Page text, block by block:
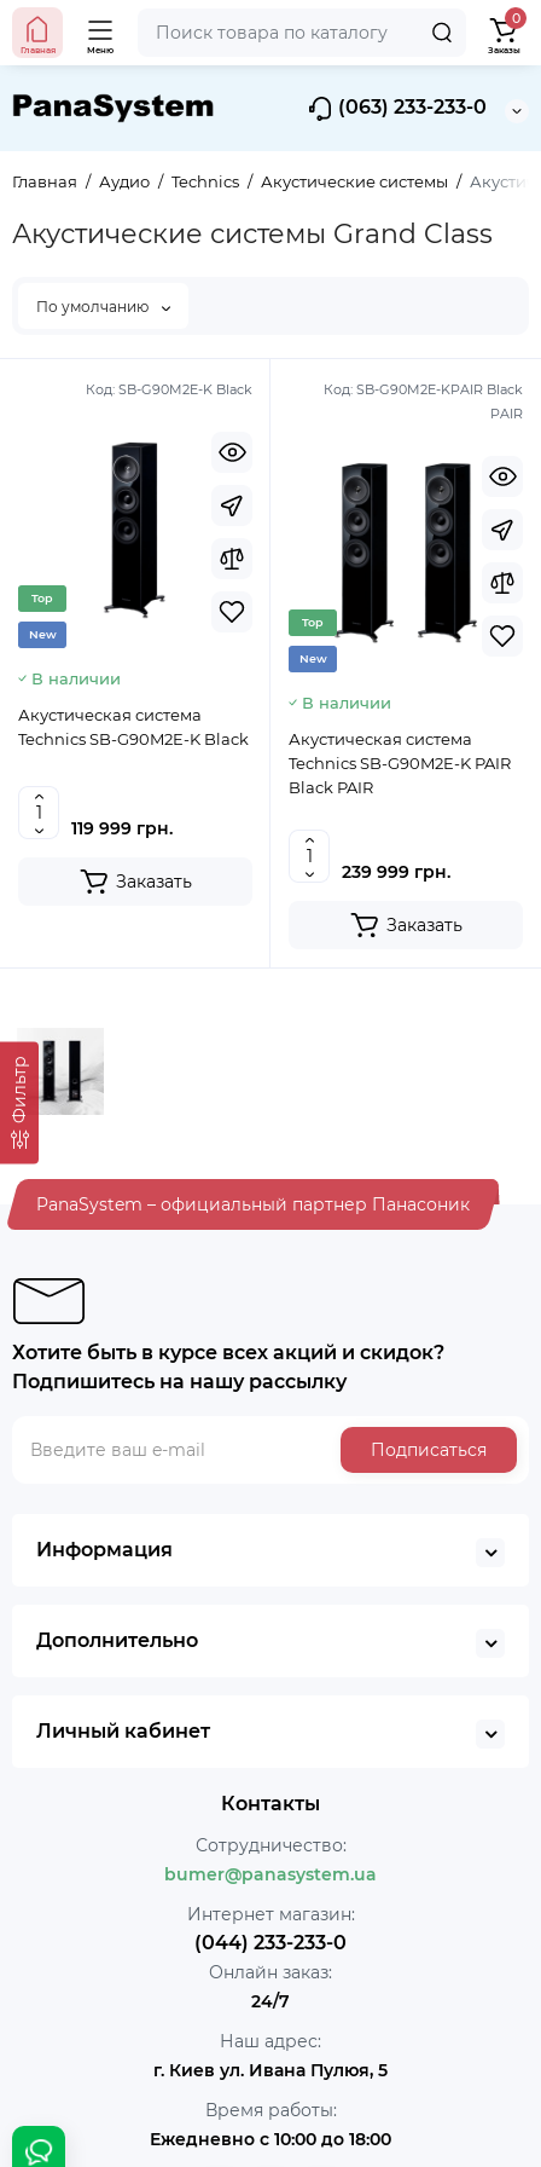
(063) 233-233-0
Главная Меню
0
Заказы
Главная Аудио Technics Акустические системы
Фильтр
Акустические системы Grand Class
По умолчанию
Код: SB-G90M2E-K Black
Top
New
В наличии
Акустическая система
Technics SB-G90M2E-K Black
119 999 грн.
Заказать
Код: SB-G90M2E-KPAIR Black
PAIR
Top
New
В наличии
Акустическая система
Technics SB-G90M2E-K PAIR
Black PAIR
239 999 грн.
Заказать
PanaSystem – официальный партнер Панасоник
Хотите быть в курсе всех акций и скидок?
Подпишитесь на нашу рассылку
Подписаться
Информация
Дополнительно
Личный кабинет
Контакты
Сотрудничество:
bumer@panasystem.ua
Интернет магазин:
(044) 233-233-0
Онлайн заказ:
24/7
Наш адрес:
г. Киев ул. Ивана Пулюя, 5
Время работы:
Ежедневно с 10:00 до 18:00